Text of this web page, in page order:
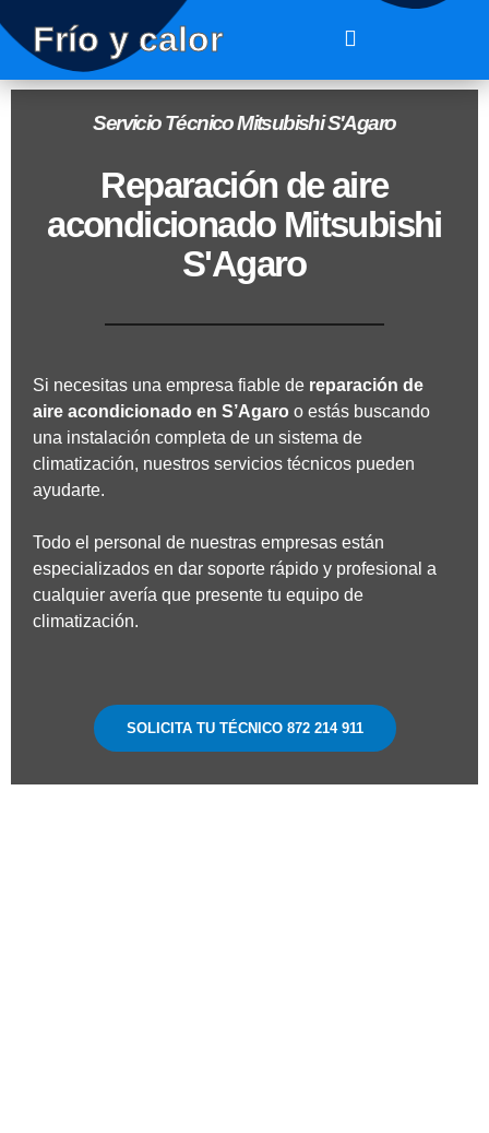
Frío y calor
Servicio Técnico Mitsubishi S'Agaro
Reparación de aire
acondicionado Mitsubishi
S'Agaro
Si necesitas una empresa fiable de reparación de
aire acondicionado en S’Agaro o estás buscando
una instalación completa de un sistema de
climatización, nuestros servicios técnicos pueden
ayudarte.
Todo el personal de nuestras empresas están
especializados en dar soporte rápido y profesional a
cualquier avería que presente tu equipo de
climatización.
SOLICITA TU TÉCNICO 872 214 911